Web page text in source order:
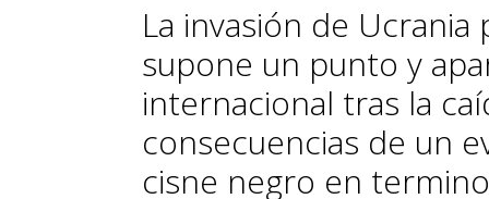
La invasión de
supone un punto y
internacional tras la
consecuencias de un
cisne negro en